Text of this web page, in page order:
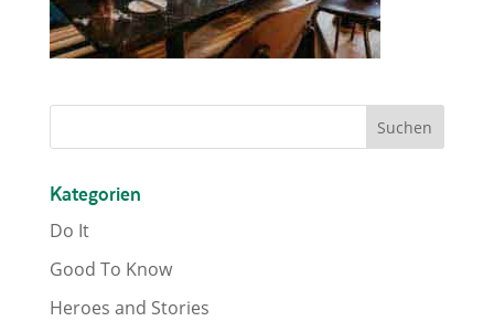
Kategorien
Do It
Good To Know
Heroes and Stories